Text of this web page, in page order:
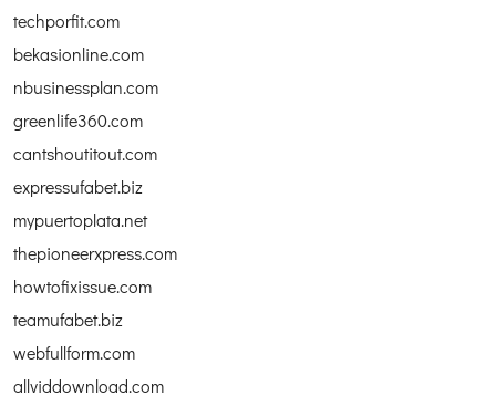
techporfit.com
bekasionline.com
nbusinessplan.com
greenlife360.com
cantshoutitout.com
expressufabet.biz
mypuertoplata.net
thepioneerxpress.com
howtofixissue.com
teamufabet.biz
webfullform.com
allviddownload.com